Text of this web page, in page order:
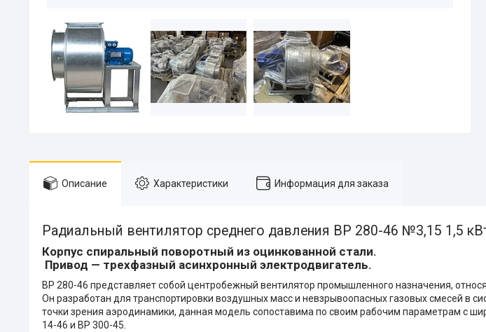
Описание Характеристики Информация для заказа
Радиальный вентилятор среднего давления ВР 280-46 №3,15 1,5
Корпус спиральный поворотный из оцинкованной стали.
Привод — трехфазный асинхронный электродвигатель.
ВР 280-46 представляет собой центробежный вентилятор промышленного назначения,
Он разработан для транспортировки воздушных масс и невзрывоопасных газовых смесей в
точки зрения аэродинамики, данная модель сопоставима по своим рабочим параметрам с
14-46 и ВР 300-45.